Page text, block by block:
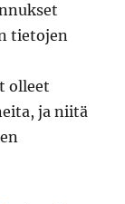
tietojen
olleet
ja niitä